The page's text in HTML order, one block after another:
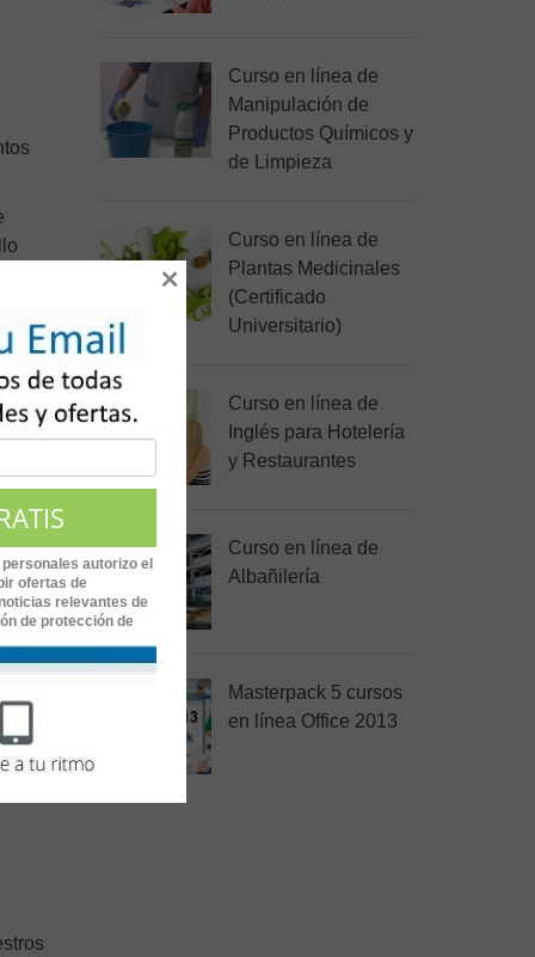
Curso en línea de
Manipulación de
Productos Químicos y
de Limpieza
Curso en línea de
Plantas Medicinales
(Certificado
Universitario)
Curso en línea de
Inglés para Hotelería
y Restaurantes
Curso en línea de
Albañilería
Masterpack 5 cursos
en línea Office 2013
autorizo el
ofertas de
relevantes de
de protección de
×